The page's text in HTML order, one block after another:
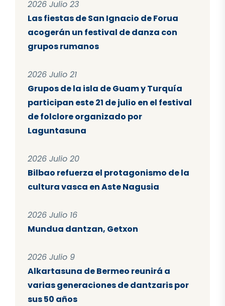
2026 Julio 23
Las fiestas de San Ignacio de Forua
acogerán un festival de danza con
grupos rumanos
2026 Julio 21
Grupos de la isla de Guam y Turquía
participan este 21 de julio en el festival
de folclore organizado por
Laguntasuna
2026 Julio 20
Bilbao refuerza el protagonismo de la
cultura vasca en Aste Nagusia
2026 Julio 16
Mundua dantzan, Getxon
2026 Julio 9
Alkartasuna de Bermeo reunirá a
varias generaciones de dantzaris por
sus 50 años